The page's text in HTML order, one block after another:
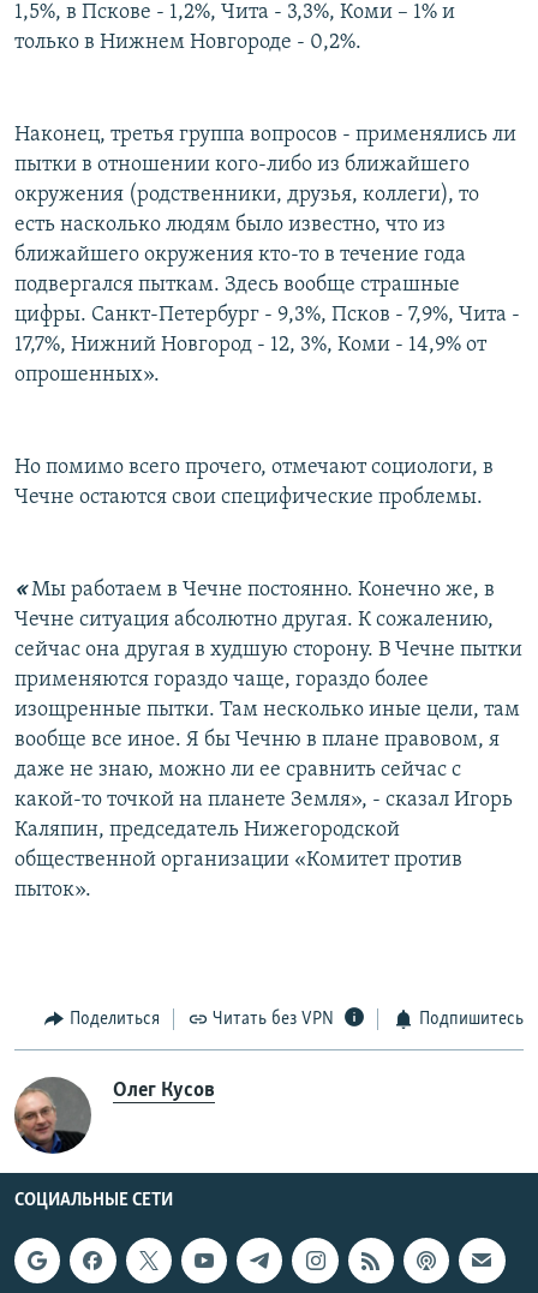
1,5%, в Пскове - 1,2%, Чита - 3,3%, Коми – 1% и
только в Нижнем Новгороде - 0,2%.
Наконец, третья группа вопросов - применялись ли
пытки в отношении кого-либо из ближайшего
окружения (родственники, друзья, коллеги), то
есть насколько людям было известно, что из
ближайшего окружения кто-то в течение года
подвергался пыткам. Здесь вообще страшные
цифры. Санкт-Петербург - 9,3%, Псков - 7,9%, Чита -
17,7%, Нижний Новгород - 12, 3%, Коми - 14,9% от
опрошенных».
Но помимо всего прочего, отмечают социологи, в
Чечне остаются свои специфические проблемы.
«Мы работаем в Чечне постоянно. Конечно же, в
Чечне ситуация абсолютно другая. К сожалению,
сейчас она другая в худшую сторону. В Чечне пытки
применяются гораздо чаще, гораздо более
изощренные пытки. Там несколько иные цели, там
вообще все иное. Я бы Чечню в плане правовом, я
даже не знаю, можно ли ее сравнить сейчас с
какой-то точкой на планете Земля», - сказал Игорь
Каляпин, председатель Нижегородской
общественной организации «Комитет против
пыток».
Поделиться Читать без VPN Подпишитесь
Олег Кусов
СОЦИАЛЬНЫЕ СЕТИ